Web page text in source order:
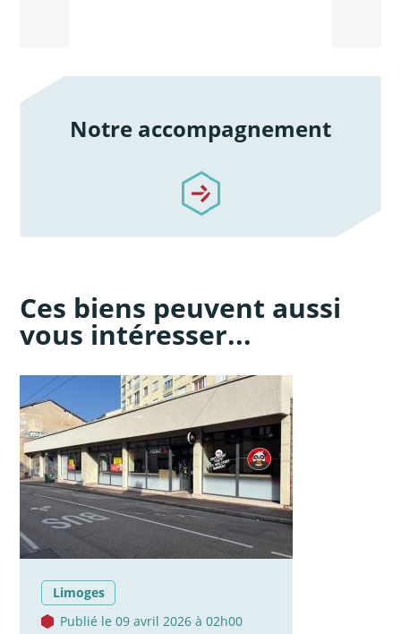
Notre accompagnement
/notre-accompagnement
Ces biens peuvent aussi
vous intéresser...
Limoges
Publié le 09 avril 2026 à 02h00